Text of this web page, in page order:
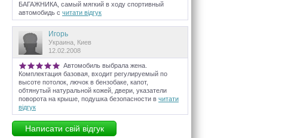
БАГАЖНИКА, самый мягкий в ходу спортивный
автомобидь с читати відгук
Игорь
Украина, Киев
12.02.2008
Автомобиль выбрала жена.
Комплектация базовая, входит регулируемый по
высоте потолок, лючок в бензобаке, капот,
обтянутый натуральной кожей, двери, указатели
поворота на крыше, подушка безопасности в читати
відгук
Написати свій відгук